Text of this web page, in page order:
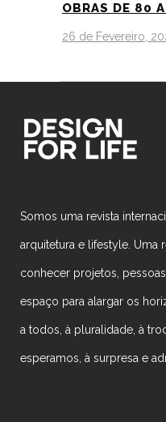
OBRAS DE 80
26 de Fevereiro,
Somos uma revista
arquitetura e lifestyle. Uma
conhecer projetos,
espaço para alargar os
a todos, à pluralidade, à
esperamos, à surpresa e